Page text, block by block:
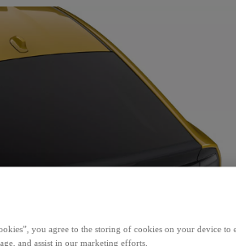
you agree to the storing of cookies on your device to
and assist in our marketing efforts.